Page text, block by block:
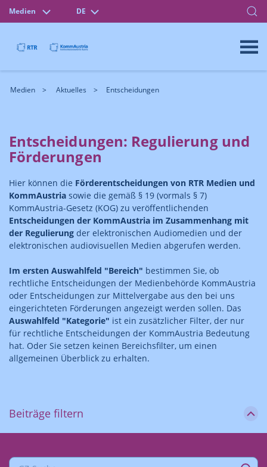
Medien DE
Medien Aktuelles Entscheidungen
Entscheidungen: Regulierung und
Förderungen
Hier können die Förderentscheidungen von RTR Medien und
KommAustria sowie die gemäß § 19 (vormals § 7)
KommAustria-Gesetz (KOG) zu veröffentlichenden
Entscheidungen der KommAustria im Zusammenhang mit
der Regulierung der elektronischen Audiomedien und der
elektronischen audiovisuellen Medien abgerufen werden.
Im ersten Auswahlfeld "Bereich" bestimmen Sie, ob
rechtliche Entscheidungen der Medienbehörde KommAustria
oder Entscheidungen zur Mittelvergabe aus den bei uns
eingerichteten Förderungen angezeigt werden sollen. Das
Auswahlfeld "Kategorie" ist ein zusätzlicher Filter, der nur
für rechtliche Entscheidungen der KommAustria Bedeutung
hat. Oder Sie setzen keinen Bereichsfilter, um einen
allgemeinen Überblick zu erhalten.
Beiträge filtern